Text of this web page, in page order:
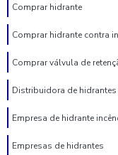
Comprar hidrante
Comprar hidrante contra
Comprar válvula de
Distribuidora de hidrantes
Empresa de hidrante
Empresas de hidrantes